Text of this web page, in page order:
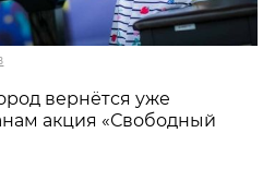
вернётся уже
акция «Свободный